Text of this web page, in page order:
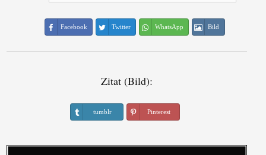
Facebook Twitter WhatsApp Bild
Zitat (Bild):
tumblr Pinterest